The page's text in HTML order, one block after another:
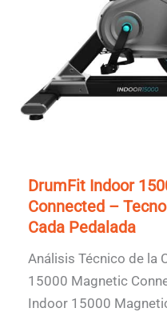
DrumFit Indoor
Connected –
Cada Pedalada
Análisis Técnico de la
15000 Magnetic
Indoor 15000